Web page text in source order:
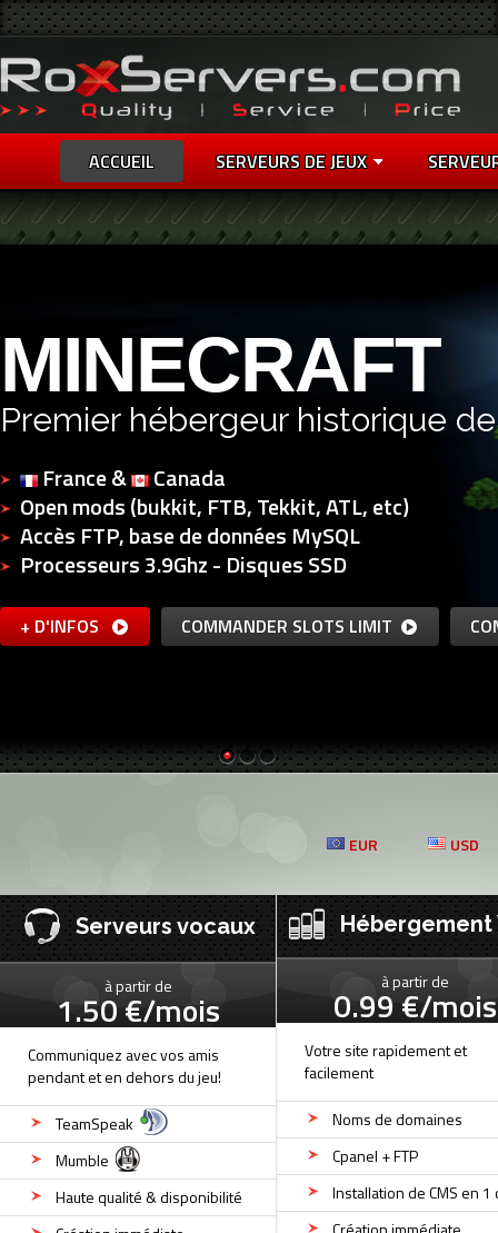
ACCUEIL SERVEURS DE JEUX
MINECRAFT
Premier hébergeur historique
France &
Canada
Open mods (bukkit, FTB, Tekkit, ATL, etc)
Accès FTP, base de données MySQL
Processeurs 3.9Ghz - Disques SSD
+ D'INFOS COMMANDER SLOTS LIMIT
EUR USD
Serveurs vocaux
à partir de
1.50 €/mois
Communiquez avec vos amis
pendant et en dehors du jeu!
TeamSpeak
Mumble
Haute qualité & disponibilité
Hébergement
à partir de
0.99 €/mois
Votre site rapidement et
facilement
Noms de domaines
Cpanel + FTP
Installation de CMS en 1